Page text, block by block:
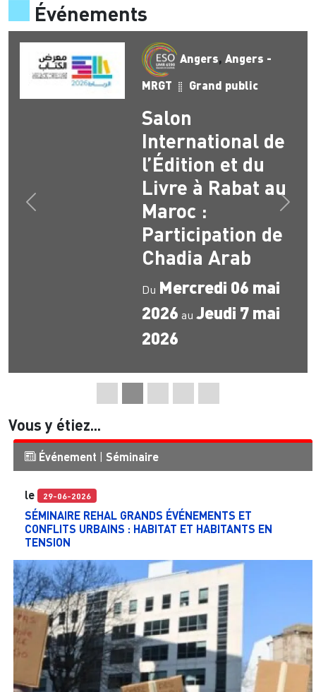
Événements
Angers,Angers -
MRGT Grand public
Salon
International de
l’Édition et du
Livre à Rabat au
Maroc :
Participation de
Chadia Arab
Du Mercredi 06 mai
2026 auJeudi 7 mai
2026
Précédent
Vous y étiez...
Événement | Séminaire
le 29-06-2026
SÉMINAIRE REHAL GRANDS ÉVÉNEMENTS ET
CONFLITS URBAINS : HABITAT ET HABITANTS EN
TENSION